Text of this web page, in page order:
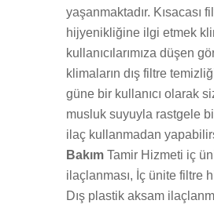
yaşanmaktadır. Kısacası
hijyenikliğine ilgi etmek
kullanıcılarımıza düşen
klimaların dış filtre
güne bir kullanıcı olarak
musluk suyuyla rastgele
ilaç kullanmadan
Bakım Tamir Hizmeti iç
ilaçlanması, İç ünite filtre
Dış plastik aksam